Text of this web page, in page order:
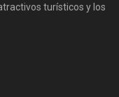
turísticos y los